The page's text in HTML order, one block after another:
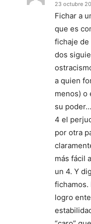
23 octubre
Fichar a
que es
fichaje de
dos
a quien
menos) o
su
4 el
por otra
más fácil
un 4. Y
fichamos.
logro